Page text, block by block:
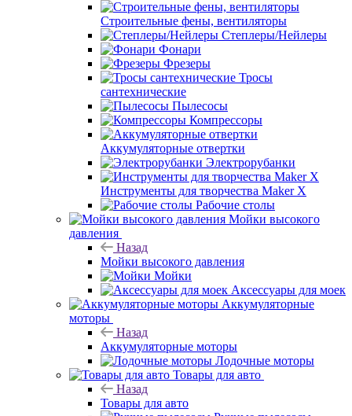
Строительные фены, вентиляторы
Степлеры/Нейлеры
Фонари
Фрезеры
Тросы
сантехнические
Пылесосы
Компрессоры
Аккумуляторные отвертки
Электрорубанки
Инструменты для творчества Maker X
Рабочие столы
Мойки высокого
давления
Назад
Мойки высокого давления
Мойки
Аксессуары для моек
Аккумуляторные
моторы
Назад
Аккумуляторные моторы
Лодочные моторы
Товары для авто
Назад
Товары для авто